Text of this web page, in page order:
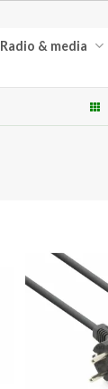
Radio & media